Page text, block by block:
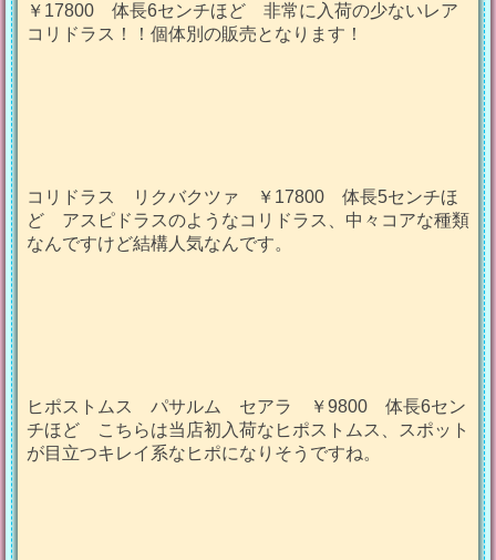
￥17800 体長6センチほど 非常に入荷の少ないレア
コリドラス！！個体別の販売となります！
コリドラス リクバクツァ ￥17800 体長5センチほ
ど アスピドラスのようなコリドラス、中々コアな種類
なんですけど結構人気なんです。
ヒポストムス パサルム セアラ ￥9800 体長6セン
チほど こちらは当店初入荷なヒポストムス、スポット
が目立つキレイ系なヒポになりそうですね。